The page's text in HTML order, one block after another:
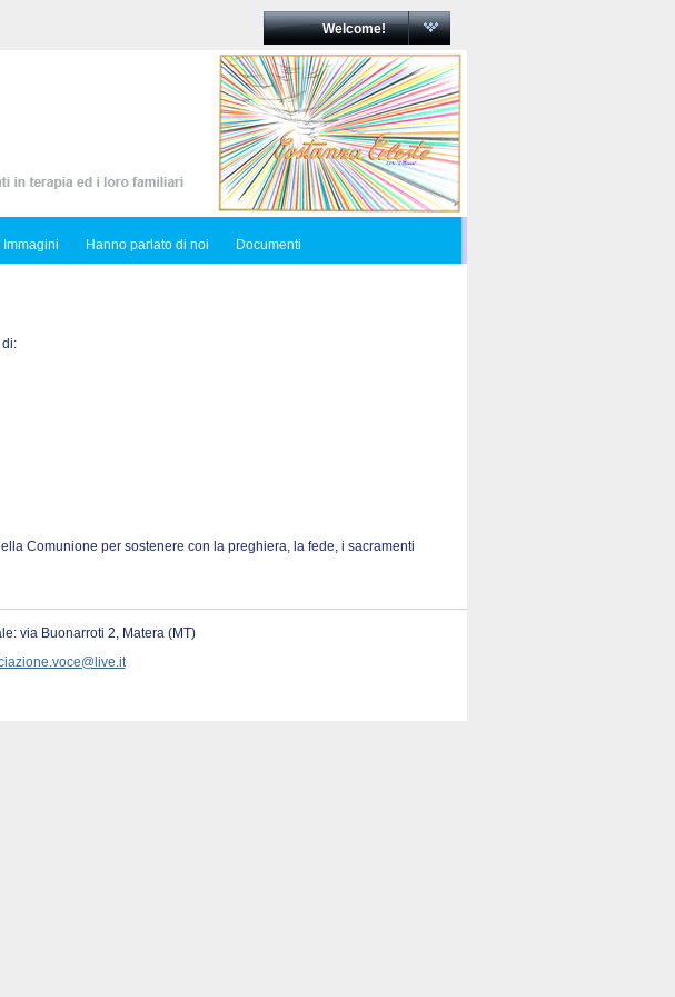
Welcome!
Hanno parlato di noi Documenti
di:
Comunione per sostenere con la preghiera, la fede, i sacramenti
via Buonarroti 2, Matera (MT)